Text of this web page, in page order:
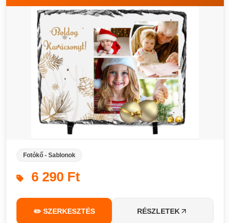
Fotókő - Sablonok
6 290 Ft
✏️ SZERKESZTÉS RÉSZLETEK